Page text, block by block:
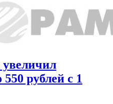
увеличил
рублей с 1